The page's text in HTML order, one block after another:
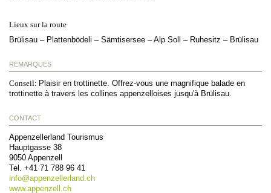
Lieux sur la route
Brülisau – Plattenbödeli – Sämtisersee – Alp Soll – Ruhesitz – Brülisau
REMARQUES
Conseil: Plaisir en trottinette. Offrez-vous une magnifique balade en
trottinette à travers les collines appenzelloises jusqu'à Brülisau.
CONTACT
Appenzellerland Tourismus
Hauptgasse 38
9050 Appenzell
Tel. +41 71 788 96 41
info@appenzellerland.ch
www.appenzell.ch